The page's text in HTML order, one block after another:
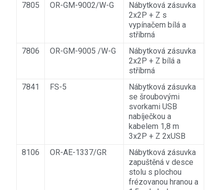
7805
OR-GM-9002/W-G
Nábytková zásuvka
2x2P + Z s
vypínačem bílá a
stříbrná
7806
OR-GM-9005 /W-G
Nábytková zásuvka
2x2P + Z bílá a
stříbrná
7841
FS-5
Nábytková zásuvka
se šroubovými
svorkami USB
nabíječkou a
kabelem 1,8 m
3x2P + Z 2xUSB
8106
OR-AE-1337/GR
Nábytková zásuvka
zapuštěná v desce
stolu s plochou
frézovanou hranou a